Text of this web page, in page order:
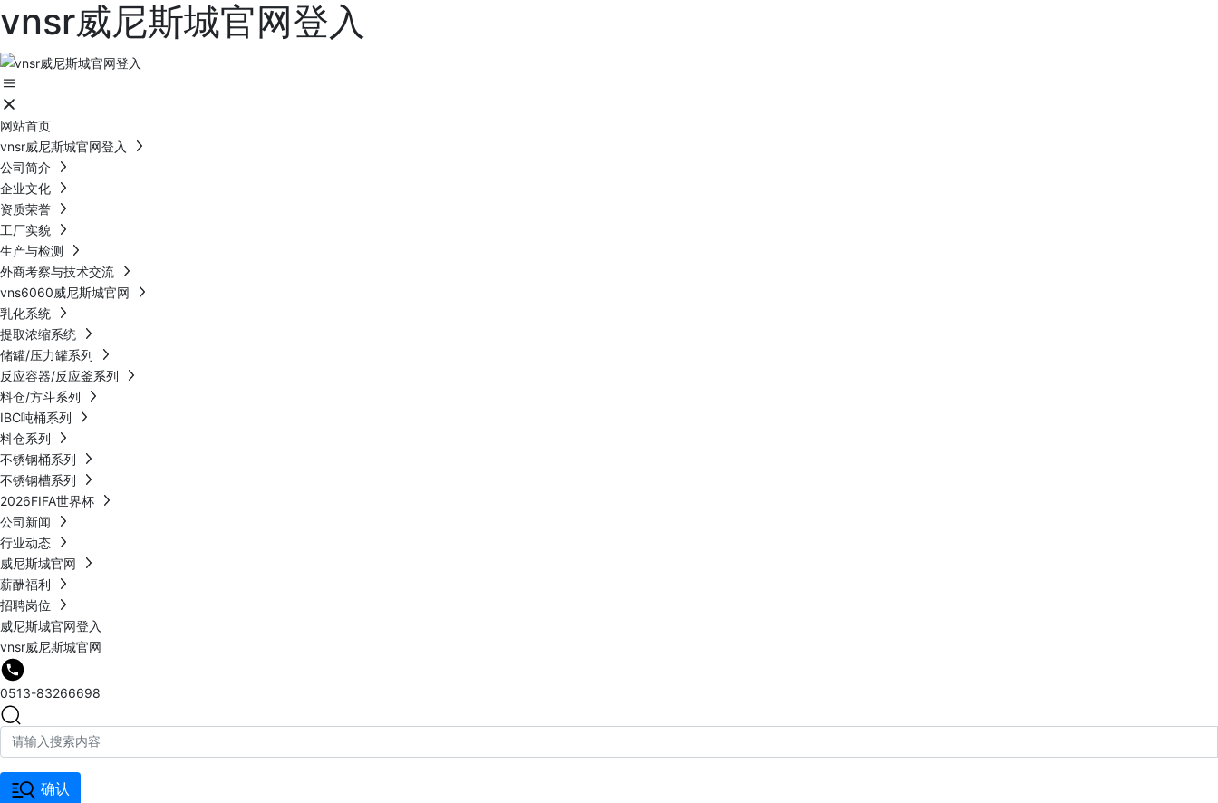
vnsr威尼斯城官网登入
网站首页
vnsr威尼斯城官网登入
公司简介
企业文化
资质荣誉
工厂实貌
生产与检测
外商考察与技术交流
vns6060威尼斯城官网
乳化系统
提取浓缩系统
储罐/压力罐系列
反应容器/反应釜系列
料仓/方斗系列
IBC吨桶系列
料仓系列
不锈钢桶系列
不锈钢槽系列
2026FIFA世界杯
公司新闻
行业动态
威尼斯城官网
薪酬福利
招聘岗位
威尼斯城官网登入
vnsr威尼斯城官网
0513-83266698
确认